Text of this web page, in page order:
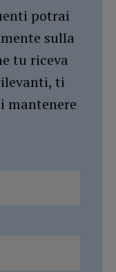
potrai
sulla
tu riceva
ti
mantenere